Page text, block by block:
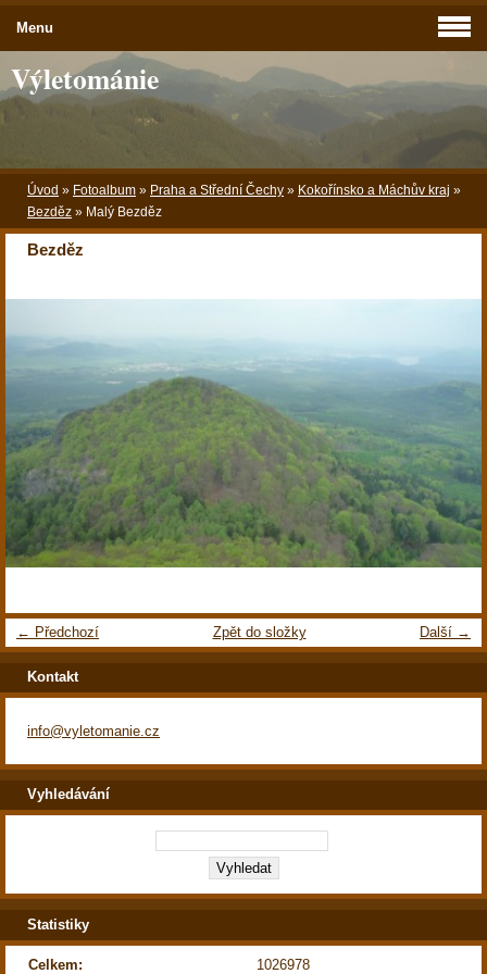
Výletománie
Úvod » Fotoalbum » Praha a Střední Čechy » Kokořínsko a Máchův kraj »
Bezděz » Malý Bezděz
Bezděz
← Předchozí Další →
Zpět do složky
Menu
Kontakt
info@vyletomanie.cz
Vyhledávání
Statistiky
Celkem: 1026978